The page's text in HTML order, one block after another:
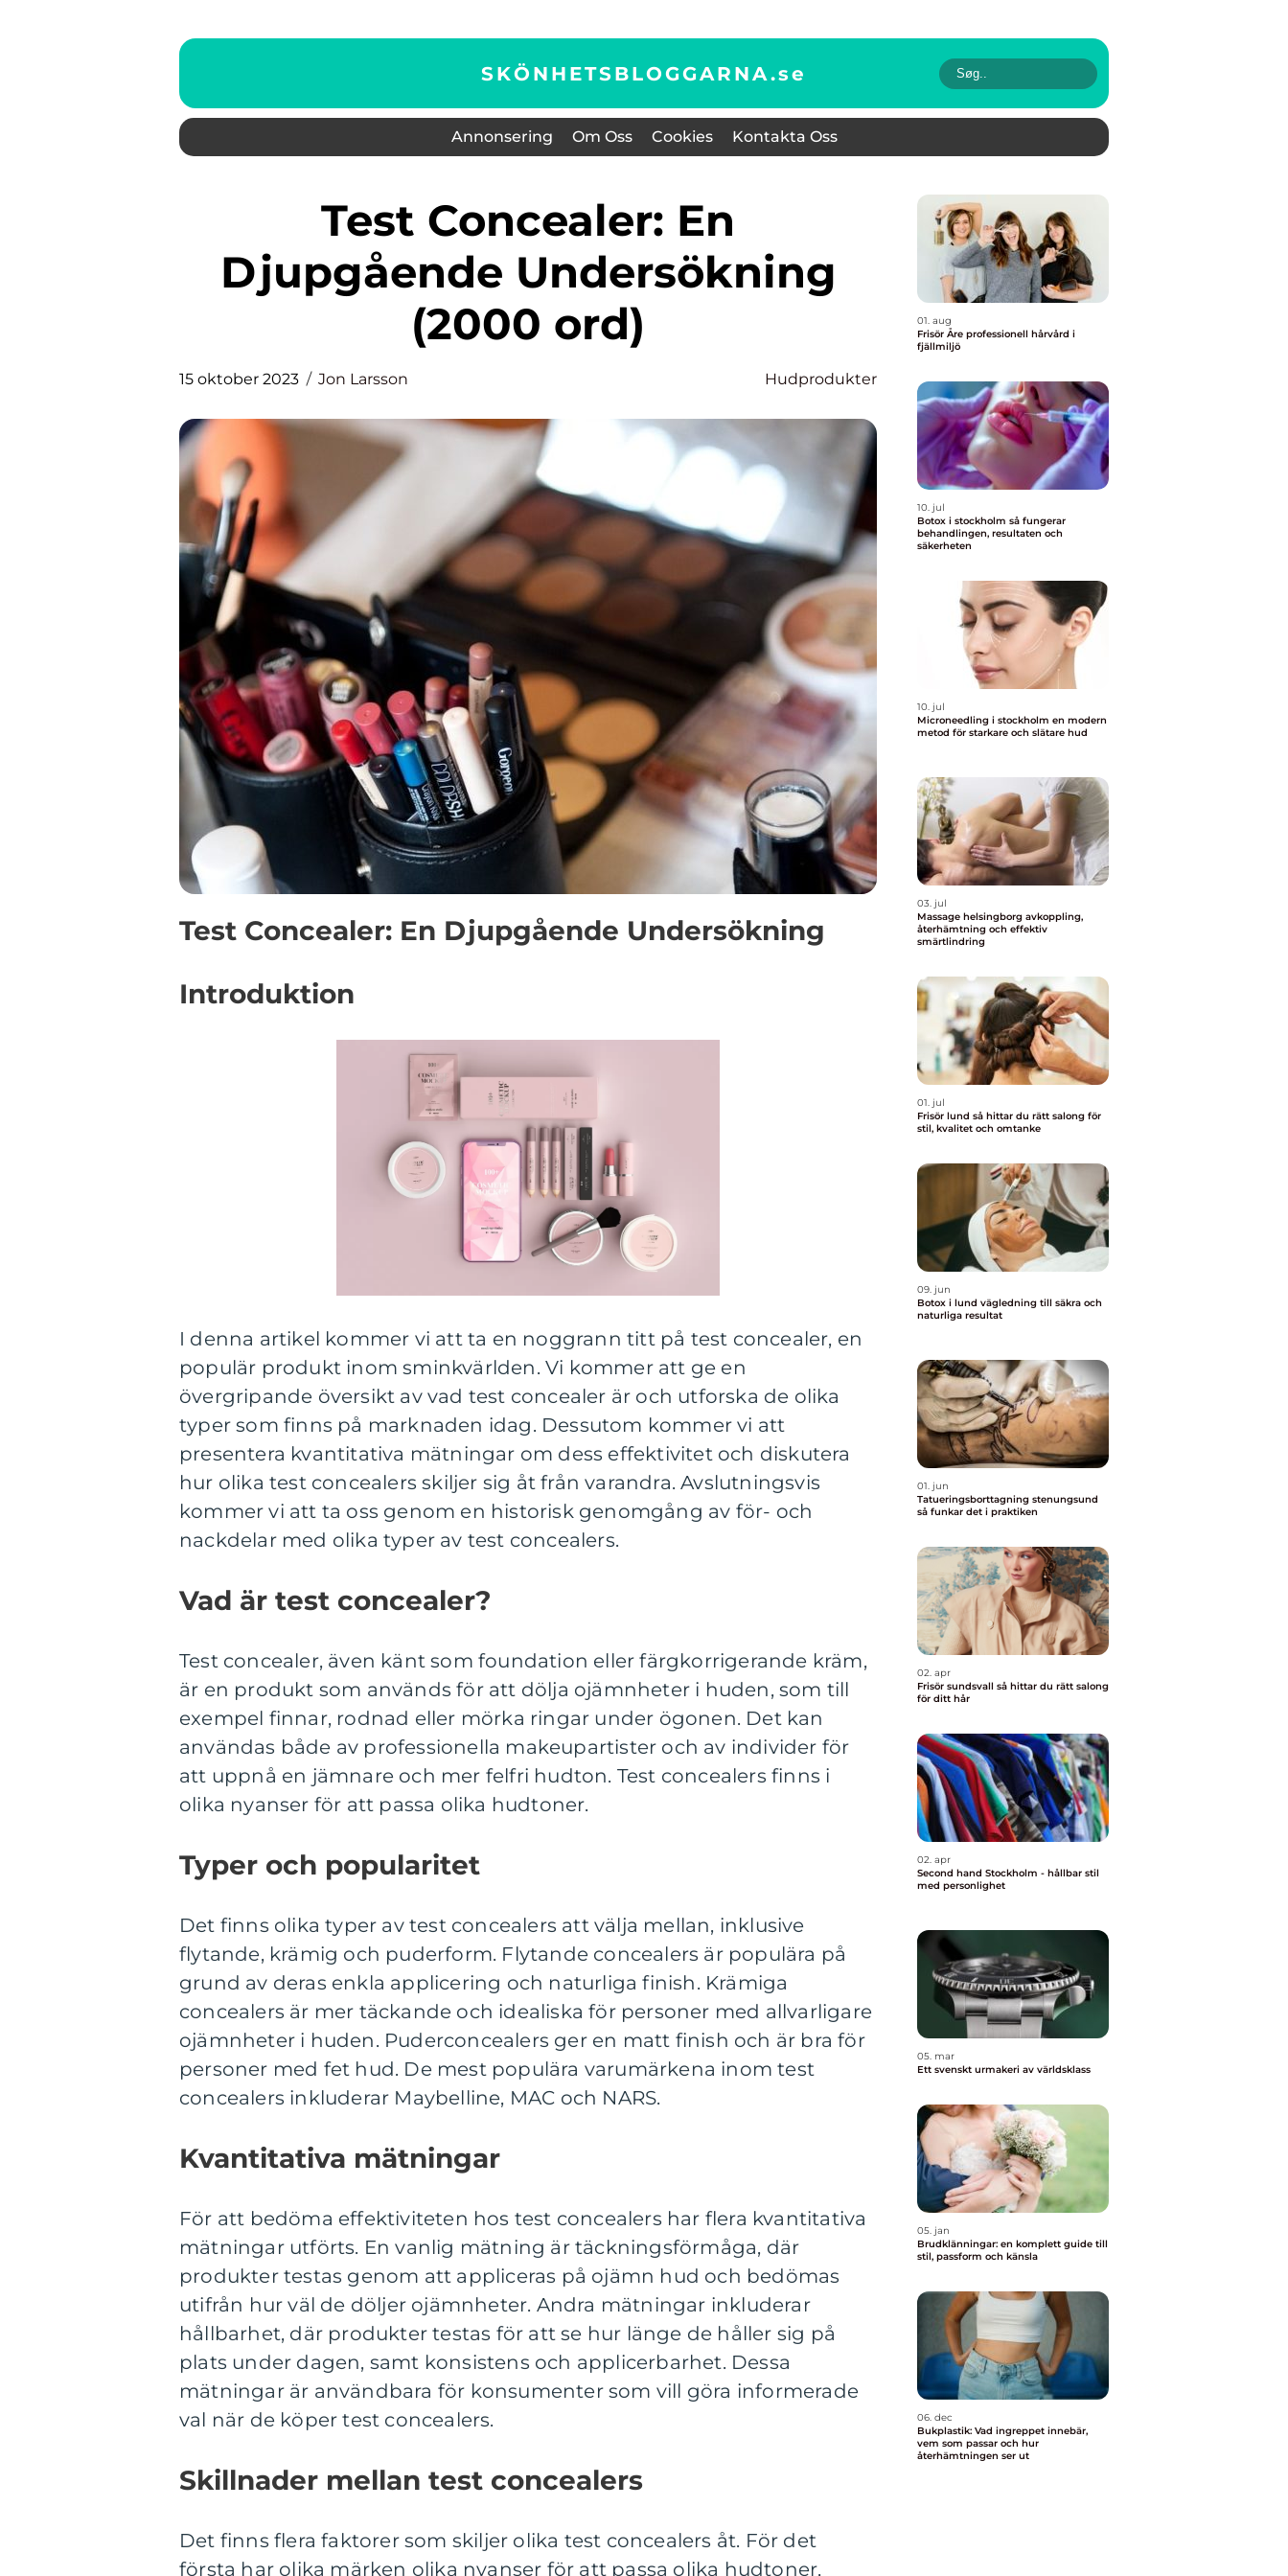
SKÖNHETSBLOGGARNA.se
Annonsering Om Oss Cookies Kontakta Oss
Test Concealer: En
Djupgående Undersökning
(2000 ord)
15 oktober 2023 Jon Larsson Hudprodukter
Test Concealer: En Djupgående Undersökning
Introduktion
I denna artikel kommer vi att ta en noggrann titt på test concealer, en
populär produkt inom sminkvärlden. Vi kommer att ge en
övergripande översikt av vad test concealer är och utforska de olika
typer som finns på marknaden idag. Dessutom kommer vi att
presentera kvantitativa mätningar om dess effektivitet och diskutera
hur olika test concealers skiljer sig åt från varandra. Avslutningsvis
kommer vi att ta oss genom en historisk genomgång av för- och
nackdelar med olika typer av test concealers.
Vad är test concealer?
Test concealer, även känt som foundation eller färgkorrigerande kräm,
är en produkt som används för att dölja ojämnheter i huden, som till
exempel finnar, rodnad eller mörka ringar under ögonen. Det kan
användas både av professionella makeupartister och av individer för
att uppnå en jämnare och mer felfri hudton. Test concealers finns i
olika nyanser för att passa olika hudtoner.
Typer och popularitet
Det finns olika typer av test concealers att välja mellan, inklusive
flytande, krämig och puderform. Flytande concealers är populära på
grund av deras enkla applicering och naturliga finish. Krämiga
concealers är mer täckande och idealiska för personer med allvarligare
ojämnheter i huden. Puderconcealers ger en matt finish och är bra för
personer med fet hud. De mest populära varumärkena inom test
concealers inkluderar Maybelline, MAC och NARS.
Kvantitativa mätningar
För att bedöma effektiviteten hos test concealers har flera kvantitativa
mätningar utförts. En vanlig mätning är täckningsförmåga, där
produkter testas genom att appliceras på ojämn hud och bedömas
utifrån hur väl de döljer ojämnheter. Andra mätningar inkluderar
hållbarhet, där produkter testas för att se hur länge de håller sig på
plats under dagen, samt konsistens och applicerbarhet. Dessa
mätningar är användbara för konsumenter som vill göra informerade
val när de köper test concealers.
Skillnader mellan test concealers
Det finns flera faktorer som skiljer olika test concealers åt. För det
första har olika märken olika nyanser för att passa olika hudtoner,
01. aug
Frisör Åre professionell hårvård i
fjällmiljö
10. jul
Botox i stockholm så fungerar
behandlingen, resultaten och
säkerheten
10. jul
Microneedling i stockholm en modern
metod för starkare och slätare hud
03. jul
Massage helsingborg avkoppling,
återhämtning och effektiv
smärtlindring
01. jul
Frisör lund så hittar du rätt salong för
stil, kvalitet och omtanke
09. jun
Botox i lund vägledning till säkra och
naturliga resultat
01. jun
Tatueringsborttagning stenungsund
så funkar det i praktiken
02. apr
Frisör sundsvall så hittar du rätt salong
för ditt hår
02. apr
Second hand Stockholm - hållbar stil
med personlighet
05. mar
Ett svenskt urmakeri av världsklass
05. jan
Brudklänningar: en komplett guide till
stil, passform och känsla
06. dec
Bukplastik: Vad ingreppet innebär,
vem som passar och hur
återhämtningen ser ut